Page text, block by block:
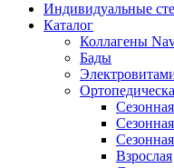
Индивидуальные
Каталог
Коллагены
Бады
Взрослая